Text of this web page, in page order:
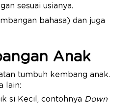
sesuai usianya.
bahasa) dan juga
Anak
tumbuh kembang anak.
lain:
si Kecil, contohnya Down